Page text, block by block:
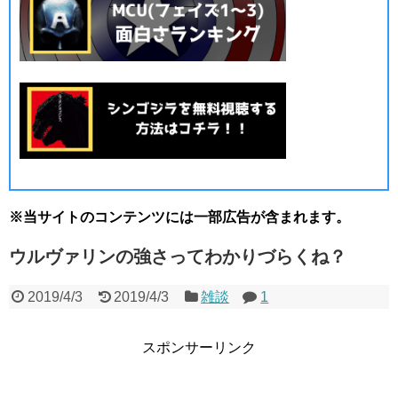
※当サイトのコンテンツには一部広告が含まれます。
ウルヴァリンの強さってわかりづらくね？
2019/4/3 2019/4/3 雑談 1
スポンサーリンク